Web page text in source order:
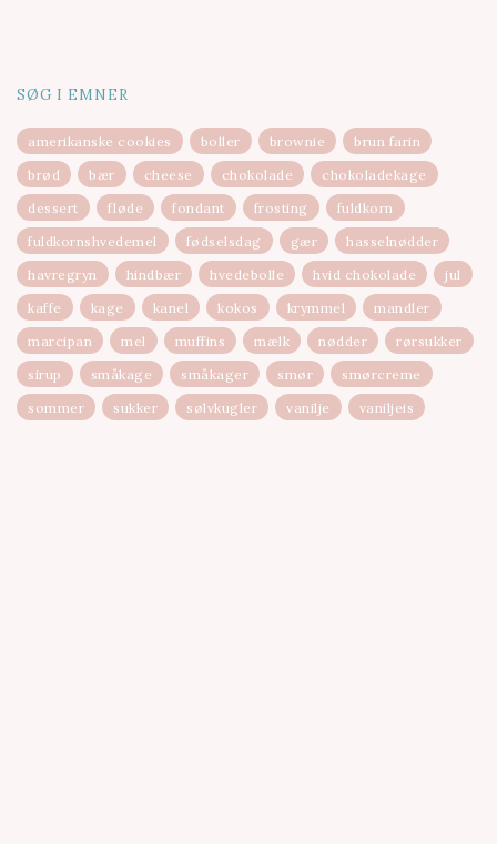
SØG I EMNER
amerikanske cookies boller brownie
brun farin
brød
bær cheese chokolade
chokoladekage
dessert
fløde fondant frosting
fuldkorn
fuldkornshvedemel
fødselsdag gær
hasselnødder
havregryn
hindbær hvedebolle hvid chokolade
jul
kaffe
kage kanel kokos krymmel
mandler
marcipan
mel muffins mælk nødder
rørsukker
sirup
småkage småkager smør
smørcreme
sommer
sukker sølvkugler vanilje vaniljeis